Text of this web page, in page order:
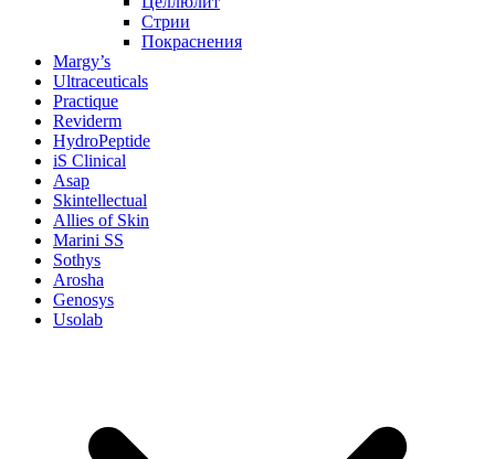
Стрии
Покраснения
Margy’s
Ultraceuticals
Practique
Reviderm
HydroPeptide
iS Clinical
Asap
Skintellectual
Allies of Skin
Marini SS
Sothys
Arosha
Genosys
Usolab